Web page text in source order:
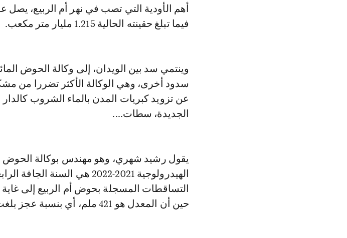
فيما تبلغ حقينته الحالية 1.215 مليار متر مكعب.
وينتمي سد بين الويدان، إلى وكالة الحوض
سدود أخرى، وهي الوكالة الأكثر تضررا من
عن تزويد كبريات المدن بالماء الشروب
الجديدة، سطات....
يقول رشيد شهري، وهو مهندس بوكالة الحوض
الهيدرولوجية 2021-2022 هي
حين أن المعدل هو 421 ملم، أي بنسبة عجز بلغت 53%".